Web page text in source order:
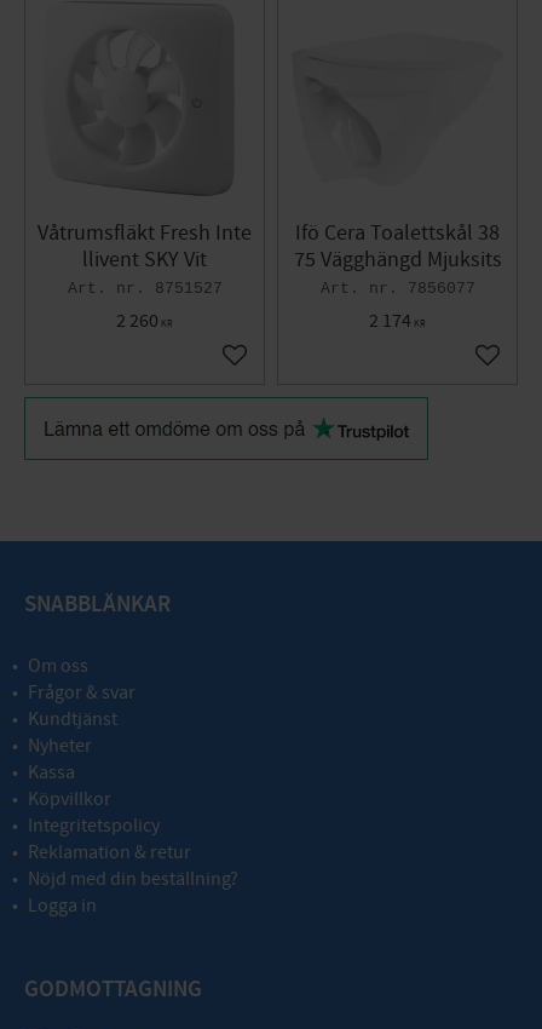
Våtrumsfläkt Fresh Inte
llivent SKY Vit
8751527
2 260 KR
Add to favorites
Ifö Cera Toalettskål 38
75 Vägghängd Mjuksits
7856077
2 174 KR
Add
SNABBLÄNKAR
Om oss
Frågor & svar
Kundtjänst
Nyheter
Kassa
Köpvillkor
Integritetspolicy
Reklamation & retur
Nöjd med din beställning?
Logga in
GODMOTTAGNING